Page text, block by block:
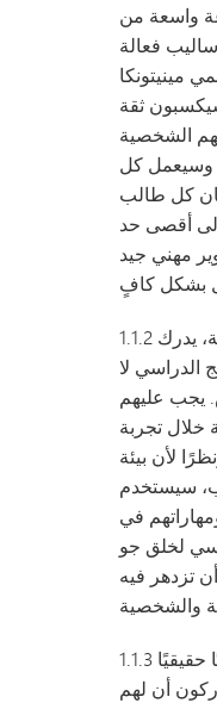
واسعة من
فعالة
مينيتونكا
ثقة
الشخصية
وسيعمل كل
كل طالب
أقصى حد
مهني جيد
1.1.2 بالإضافة إلى إتقان المادة الدراسية، يدرك
الدراسي لا
يجب عليهم
خلال تجربة
لأن بيئة
سيستخدم
في
لخلق جو
تزدهر فيه
1.1.3 سيُظهر جميع معلمي مينيتونكا حبًا حقيقيًا
أن لهم